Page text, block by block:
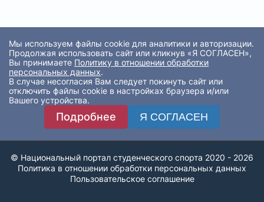
Мы используем файлы cookie для аналитики и авторизации.
Продолжая использовать сайт или кликнув «Я СОГЛАСЕН»,
Вы принимаете Политику в отношении обработки
персональных данных.
В случае несогласия Вам следует покинуть сайт или
отключить файлы cookie в настройках браузера и/или
Вашего устройства.
Подробнее Я СОГЛАСЕН
Политика в отношении обработки персональных данных
Пользовательское соглашение
© Национальный портал студенческого спорта 2020 - 2026